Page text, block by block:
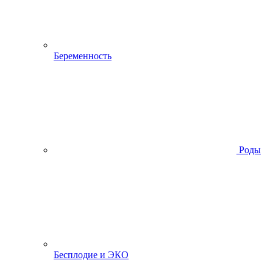
Беременность
Роды
Бесплодие и ЭКО